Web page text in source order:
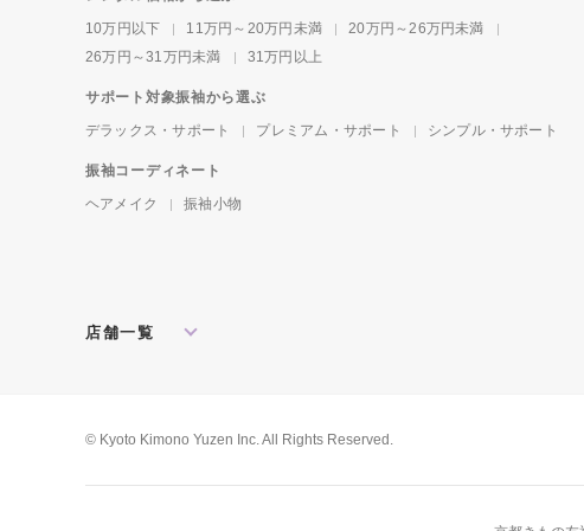
10万円以下
11万円～20万円未満
20万円～26万円未満
26万円～31万円未満
31万円以上
サポート対象振袖から選ぶ
デラックス・サポート
プレミアム・サポート シンプル・サポート
振袖コーディネート
ヘアメイク
振袖小物
店舗一覧
松戸店
東京本館 新宿店
© Kyoto Kimono Yuzen Inc. All Rights Reserved.